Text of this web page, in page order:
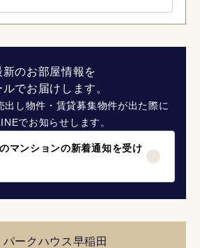
新のお部屋情報を
ルでお届けします。
出し物件・賃貸募集物件が出た際に
でお知らせします。
マンションの新着通知を受け
パークハウス早稲田